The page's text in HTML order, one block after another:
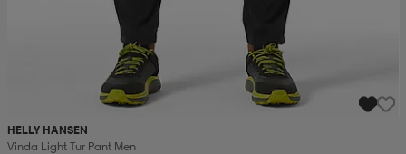
HELLY HANSEN
Vinda Light Tur Pant Men